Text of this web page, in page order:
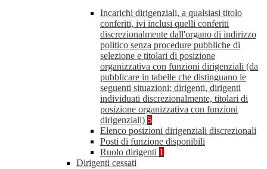
Incarichi dirigenziali, a qualsiasi titolo
conferiti, ivi inclusi quelli conferiti
discrezionalmente dall'organo di indirizzo
politico senza procedure pubbliche di
selezione e titolari di posizione
organizzativa con funzioni dirigenziali (da
pubblicare in tabelle che distinguano le
seguenti situazioni: dirigenti, dirigenti
individuati discrezionalmente, titolari di
posizione organizzativa con funzioni
dirigenziali) 5
Elenco posizioni dirigenziali discrezionali
Posti di funzione disponibili
Ruolo dirigenti 1
Dirigenti cessati